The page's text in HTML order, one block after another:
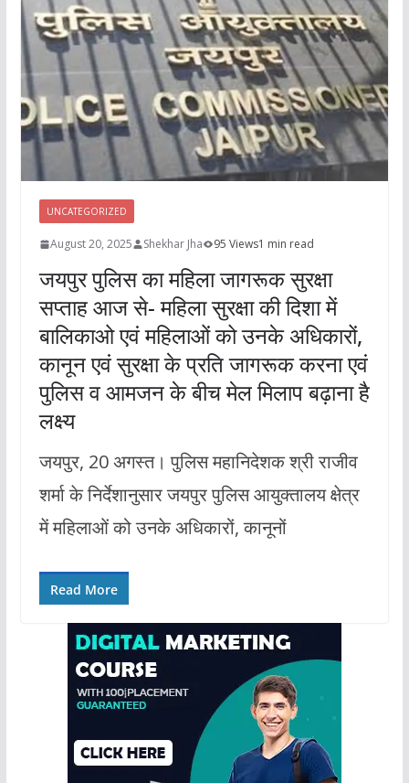
UNCATEGORIZED
August 20, 2025 Shekhar Jha 95 Views1 min read
जयपुर पुलिस का महिला जागरूक सुरक्षा
सप्ताह आज से- महिला सुरक्षा की दिशा में
बालिकाओ एवं महिलाओं को उनके अधिकारों,
कानून एवं सुरक्षा के प्रति जागरूक करना एवं
पुलिस व आमजन के बीच मेल मिलाप बढ़ाना है
लक्ष्य
जयपुर, 20 अगस्त। पुलिस महानिदेशक श्री राजीव
शर्मा के निर्देशानुसार जयपुर पुलिस आयुक्तालय क्षेत्र
में महिलाओं को उनके अधिकारों, कानूनों
Read More